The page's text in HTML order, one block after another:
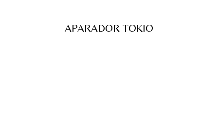
APARADOR TOKIO